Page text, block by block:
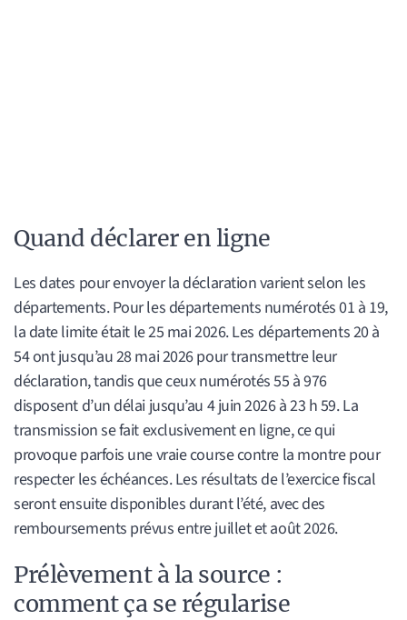
Quand déclarer en ligne
Les dates pour envoyer la déclaration varient selon les
départements. Pour les départements numérotés 01 à 19,
la date limite était le 25 mai 2026. Les départements 20 à
54 ont jusqu’au 28 mai 2026 pour transmettre leur
déclaration, tandis que ceux numérotés 55 à 976
disposent d’un délai jusqu’au 4 juin 2026 à 23 h 59. La
transmission se fait exclusivement en ligne, ce qui
provoque parfois une vraie course contre la montre pour
respecter les échéances. Les résultats de l’exercice fiscal
seront ensuite disponibles durant l’été, avec des
remboursements prévus entre juillet et août 2026.
Prélèvement à la source :
comment ça se régularise